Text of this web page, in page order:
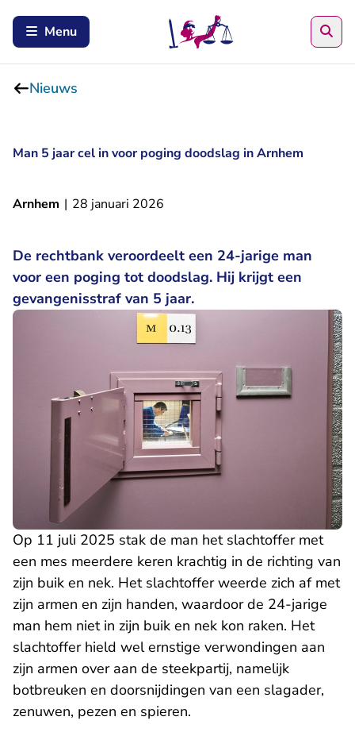
Menu
Nieuws
Man 5 jaar cel in voor poging doodslag in Arnhem
Arnhem | 28 januari 2026
De rechtbank veroordeelt een 24-jarige man
voor een poging tot doodslag. Hij krijgt een
gevangenisstraf van 5 jaar.
Op 11 juli 2025 stak de man het slachtoffer met
een mes meerdere keren krachtig in de richting van
zijn buik en nek. Het slachtoffer weerde zich af met
zijn armen en zijn handen, waardoor de 24-jarige
man hem niet in zijn buik en nek kon raken. Het
slachtoffer hield wel ernstige verwondingen aan
zijn armen over aan de steekpartij, namelijk
botbreuken en doorsnijdingen van een slagader,
zenuwen, pezen en spieren.